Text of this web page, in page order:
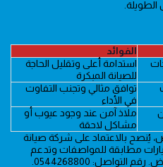
الفوائد
استدامة أعلى وتقليل الحاجة
للصيانة المبكرة
توافق مثالي وتجنب التفاوت
في الأداء
ملاذ آمن عند وجود عيوب أو
مشاكل لاحقة
يُنصح بالاعتماد على شركة صيانة
تقدم خيارات مطابقة للمواصفات وتدعم